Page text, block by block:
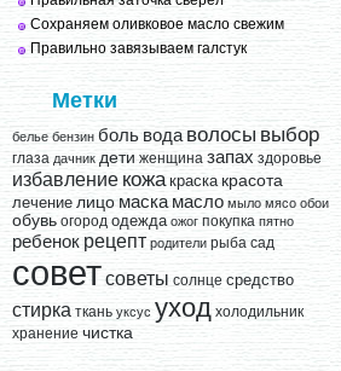
Сохраняем оливковое масло свежим
Правильно завязываем галстук
Метки
белье бензин боль вода волосы выбор
глаза дачник дети женщина запах здоровье
избавление кожа краска красота
лечение лицо маска масло мыло мясо обои
обувь огород одежда ожог покупка пятно
ребенок рецепт родители рыба сад
советсоветы солнце средство
стирка ткань уксус уход холодильник
хранение чистка